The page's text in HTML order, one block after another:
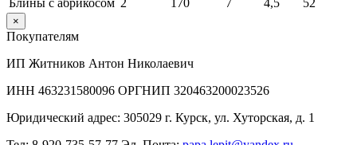
Блины с абрикосом 2 170 7 4,5 52
×
Покупателям
ИП Житников Антон Николаевич
ИНН 463231580096 ОРГНИП 320463200023526
Юридический адрес: 305029 г. Курск, ул. Хуторская, д. 1